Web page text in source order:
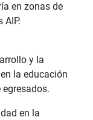
en zonas de
y la
la educación
en la